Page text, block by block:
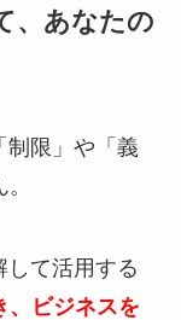
、あなたの
制限」や「義
して活用する
、ビジネスを